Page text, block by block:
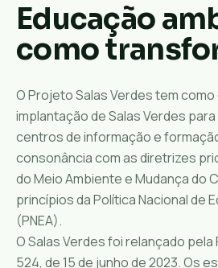
Educação
como
O Projeto Salas Verdes tem
implantação de Salas Verdes
centros de informação e
consonância com as diretrizes
do Meio Ambiente e Mudança do
princípios da Política Nacional de
(PNEA).
O Salas Verdes foi relançado pela
524, de 15 de junho de 2023. Os